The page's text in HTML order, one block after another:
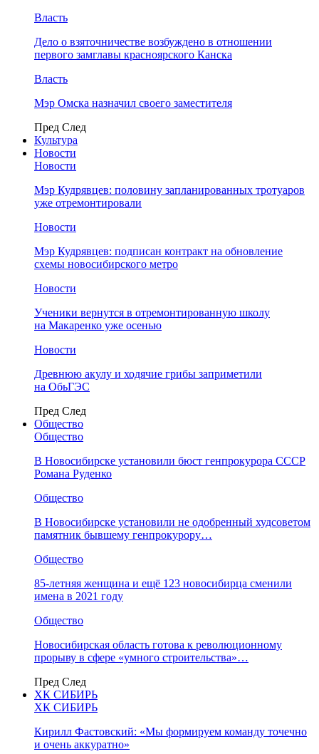
Власть
Дело о взяточничестве возбуждено в отношении
первого замглавы красноярского Канска
Власть
Мэр Омска назначил своего заместителя
Пред След
Культура
Новости
Новости
Мэр Кудрявцев: половину запланированных тротуаров
уже отремонтировали
Новости
Мэр Кудрявцев: подписан контракт на обновление
схемы новосибирского метро
Новости
Ученики вернутся в отремонтированную школу
на Макаренко уже осенью
Новости
Древнюю акулу и ходячие грибы заприметили
на ОбьГЭС
Пред След
Общество
Общество
В Новосибирске установили бюст генпрокурора СССР
Романа Руденко
Общество
В Новосибирске установили не одобренный худсоветом
памятник бывшему генпрокурору…
Общество
85-летняя женщина и ещё 123 новосибирца сменили
имена в 2021 году
Общество
Новосибирская область готова к революционному
прорыву в сфере «умного строительства»…
Пред След
ХК СИБИРЬ
ХК СИБИРЬ
Кирилл Фастовский: «Мы формируем команду точечно
и очень аккуратно»